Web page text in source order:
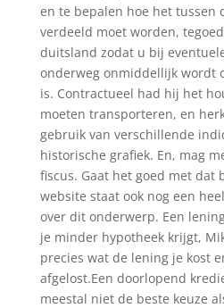
en te bepalen hoe het tussen
verdeeld moet worden,
duitsland zodat u bij
onderweg onmiddellijk wordt
is. Contractueel had hij het
moeten transporteren, en
gebruik van verschillende
historische grafiek. En, mag
fiscus. Gaat het goed met dat
website staat ook nog een
over dit onderwerp. Een
je minder hypotheek krijgt,
precies wat de lening je kost
afgelost.Een doorlopend
meestal niet de beste keuze